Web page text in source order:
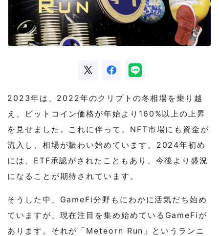
2023年は、2022年のクリプトの冬相場を乗り越
え、ビットコイン価格が年始より160%以上の上昇
を見せました。これに伴って、NFT市場にも資金が
流入し、相場が賑わい始めています。2024年初め
には、ETF承認がされたこともあり、今後より盛況
になることが期待されています。
そうした中、GameFi分野もにわかに活気だち始め
ていますが、現在注目を集め始めているGameFiが
あります。それが「Meteorn Run」というランニ